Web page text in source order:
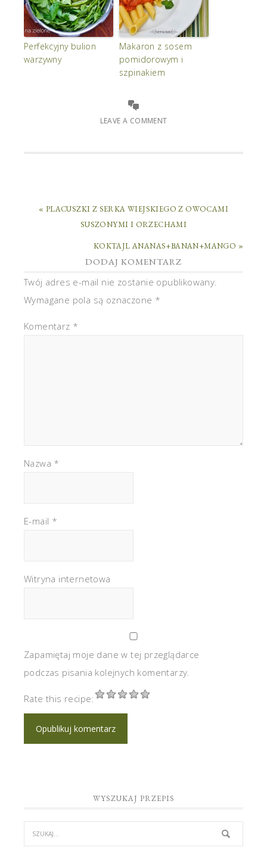
Perfekcyjny bulion
warzywny
Makaron z sosem
pomidorowym i
szpinakiem
LEAVE A COMMENT
« PLACUSZKI Z SERKA WIEJSKIEGO Z OWOCAMI
SUSZONYMI I ORZECHAMI
KOKTAJL ANANAS+BANAN+MANGO »
DODAJ KOMENTARZ
Twój adres e-mail nie zostanie opublikowany.
Wymagane pola są oznaczone *
Komentarz *
Nazwa *
E-mail *
Witryna internetowa
Zapamiętaj moje dane w tej przeglądarce
podczas pisania kolejnych komentarzy.
Rate this recipe:
WYSZUKAJ PRZEPIS